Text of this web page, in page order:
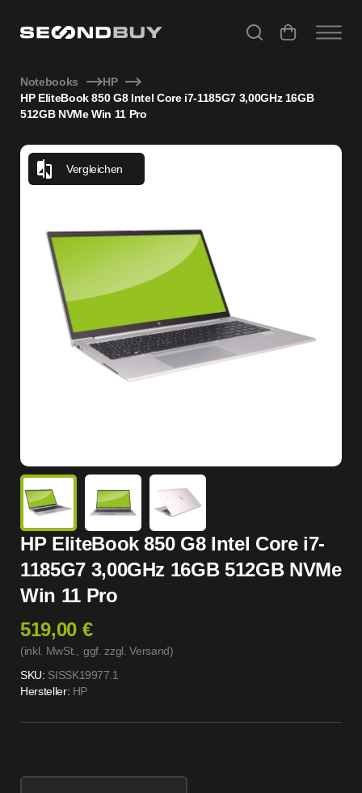
Notebooks
HP
HP EliteBook 850 G8 Intel Core i7-1185G7 3,00GHz 16GB
512GB NVMe Win 11 Pro
Vergleichen
HP EliteBook 850 G8 Intel Core i7-
1185G7 3,00GHz 16GB 512GB NVMe
Win 11 Pro
519,00 €
(inkl. MwSt., ggf. zzgl. Versand)
SKU: SISSK19977.1
Hersteller: HP